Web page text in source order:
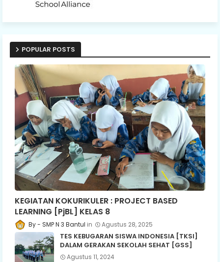
POPULAR POSTS
KEGIATAN KOKURIKULER : PROJECT BASED
LEARNING [PjBL] KELAS 8
SMP N 3 Bantul Agustus 28, 2025
TES KEBUGARAN SISWA INDONESIA [TKSI]
DALAM GERAKAN SEKOLAH SEHAT [GSS]
Agustus 11, 2024